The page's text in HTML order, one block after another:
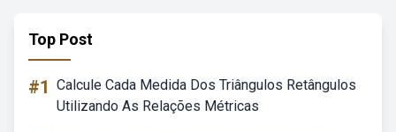
Top Post
#1 Calcule Cada Medida Dos Triângulos Retângulos
Utilizando As Relações Métricas